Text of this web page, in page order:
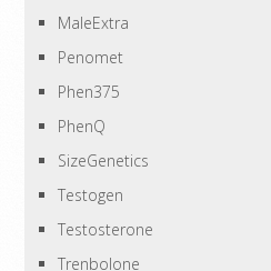
MaleExtra
Penomet
Phen375
PhenQ
SizeGenetics
Testogen
Testosterone
Trenbolone